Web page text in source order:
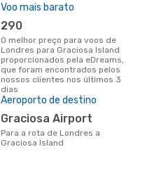
Voo mais barato
290
O melhor preço para voos de
Londres para Graciosa Island
proporcionados pela eDreams,
que foram encontrados pelos
nossos clientes nos últimos 3
dias
Aeroporto de destino
Graciosa Airport
Para a rota de Londres a
Graciosa Island